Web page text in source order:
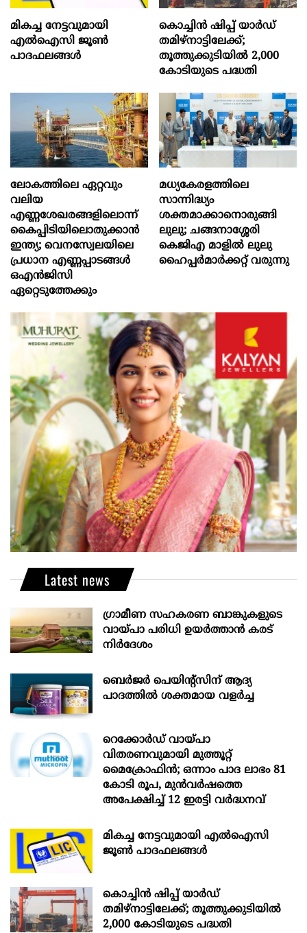
മികച്ച നേട്ടവുമായി
എൽഐസി ജൂൺ
പാദഫലങ്ങൾ
കൊച്ചിന്‍ ഷിപ്പ് യാർഡ്
തമിഴ്നാട്ടിലേക്ക്;
തൂത്തുക്കുടിയിൽ 2,000
കോടിയുടെ പദ്ധതി
ലോകത്തിലെ ഏറ്റവും
വലിയ
എണ്ണശേഖരങ്ങളിലൊന്ന്
കൈപ്പിടിയിലൊതുക്കാന്‍
ഇന്ത്യ; വെനസ്വേലയിലെ
പ്രധാന എണ്ണപ്പാടങ്ങള്‍
ഒഎന്‍ജിസി
ഏറ്റെടുത്തേക്കും
മധ്യകേരളത്തിലെ
സാന്നിദ്ധ്യം
ശക്തമാക്കാനൊരുങ്ങി
ലുലു; ചങ്ങനാശ്ശേരി
കെജിഎ മാളിൽ ലുലു
ഹൈപ്പർമാർക്കറ്റ് വരുന്നു
Latest news
ഗ്രാമീണ സഹകരണ ബാങ്കുകളുടെ
വായ്പാ പരിധി ഉയർത്താൻ കരട്
നിർദേശം
ബെർജർ പെയിന്റ്സിന് ആദ്യ
പാദത്തിൽ ശക്തമായ വളർച്ച
റെക്കോർഡ് വായ്പാ
വിതരണവുമായി മുത്തൂറ്റ്
മൈക്രോഫിൻ; ഒന്നാം പാദ ലാഭം 81
കോടി രൂപ, മുൻവർഷത്തെ
അപേക്ഷിച്ച് 12 ഇരട്ടി വർദ്ധനവ്
മികച്ച നേട്ടവുമായി എൽഐസി
ജൂൺ പാദഫലങ്ങൾ
കൊച്ചിന്‍ ഷിപ്പ് യാർഡ്
തമിഴ്നാട്ടിലേക്ക്; തൂത്തുക്കുടിയിൽ
2,000 കോടിയുടെ പദ്ധതി